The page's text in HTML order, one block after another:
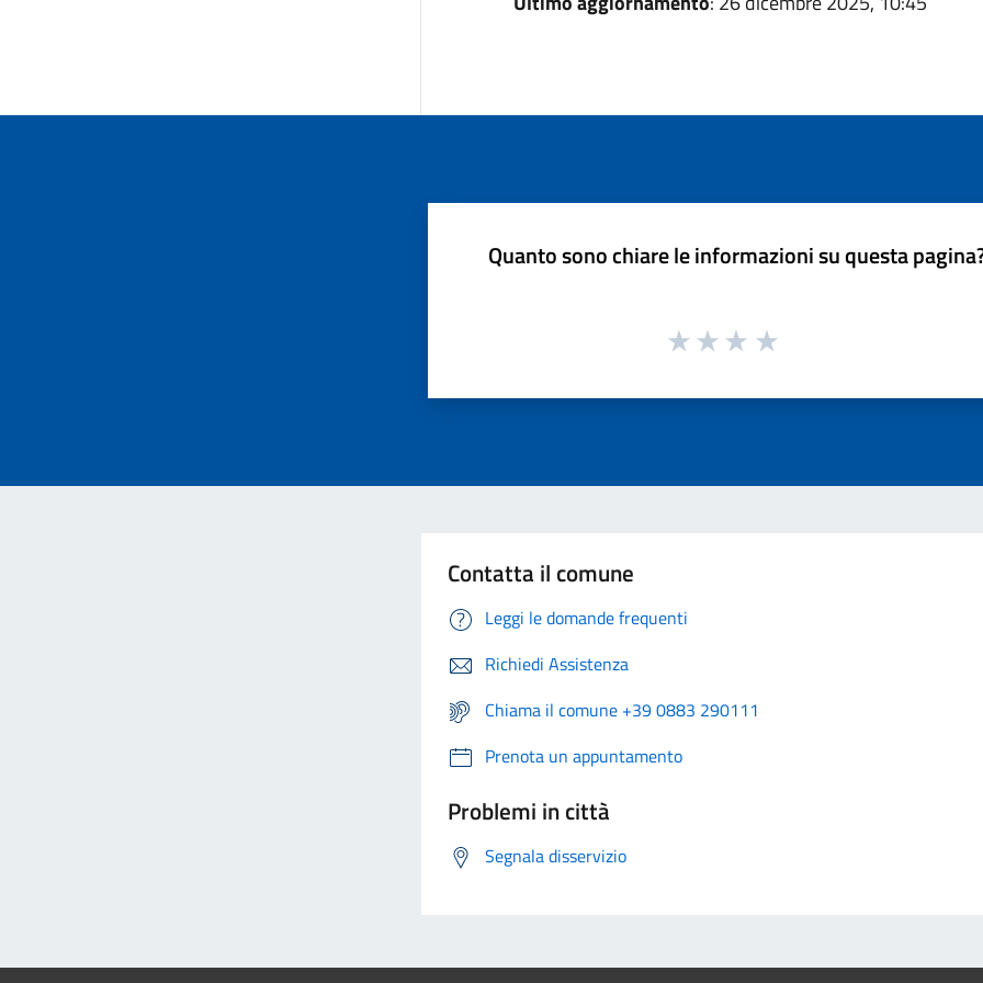
Quanto sono chiare le informazioni su questa
Contatta il comune
Leggi le domande frequenti
Richiedi Assistenza
Chiama il comune +39 0883 290111
Prenota un appuntamento
Problemi in città
Segnala disservizio